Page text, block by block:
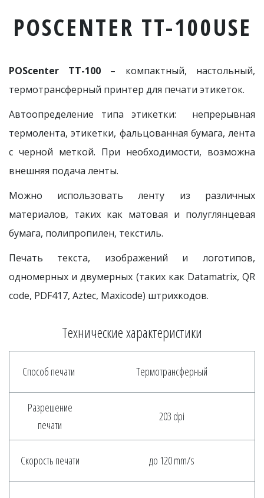
POSCENTER TT-100USE
POScenter TT-100– компактный, настольный,
термотрансферный принтер для печати этикеток.
Автоопределение типа этикетки: непрерывная
термолента, этикетки, фальцованная бумага, лента
с черной меткой. При необходимости, возможна
внешняя подача ленты.
Можно использовать ленту из различных
материалов, таких как матовая и полуглянцевая
бумага, полипропилен, текстиль.
Печать текста, изображений и логотипов,
одномерных и двумерных (таких как Datamatrix, QR
code, PDF417, Aztec, Maxicode) штрихкодов.
Технические характеристики
Способ печати Термотрансферный
Разрешение
печати
203 dpi
Скорость печати до 120 mm/s